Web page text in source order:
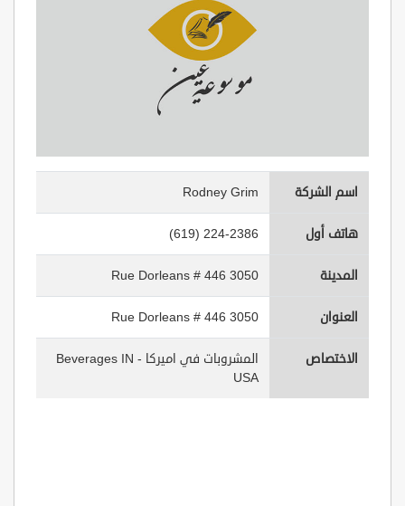
اسم الشركة Rodney Grim
هاتف أول (619) 224-2386
المدينة 3050 Rue Dorleans # 446
العنوان 3050 Rue Dorleans # 446
الاختصاص
المشروبات في اميركا - Beverages IN
USA